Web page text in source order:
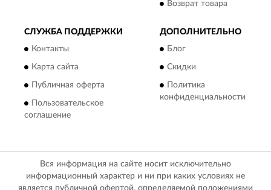
Возврат товара
СЛУЖБА ПОДДЕРЖКИ
Контакты
Карта сайта
Публичная оферта
Пользовательское
соглашение
ДОПОЛНИТЕЛЬНО
Блог
Скидки
Политика
конфиденциальности
Вся информация на сайте носит исключительно
информационный характер и ни при каких условиях не
является публичной офертой, определяемой положениями